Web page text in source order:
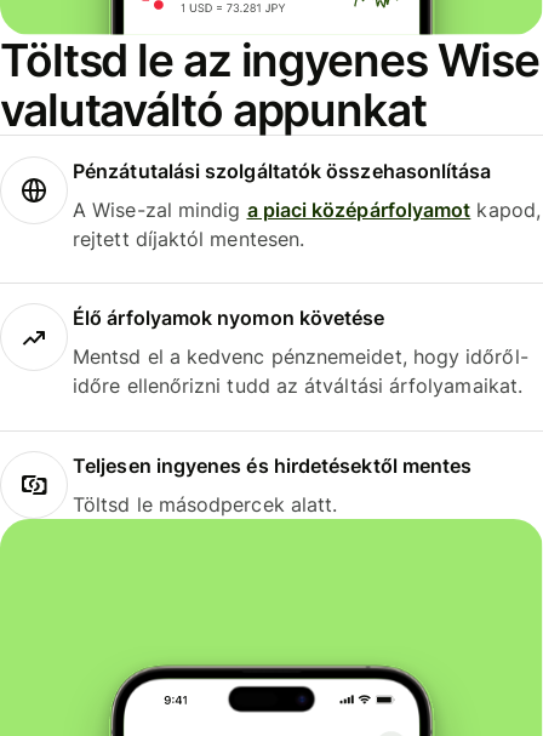
Töltsd le az ingyenes Wise
valutaváltó appunkat
Pénzátutalási szolgáltatók összehasonlítása
A Wise-zal mindig a piaci középárfolyamot kapod,
rejtett díjaktól mentesen.
Élő árfolyamok nyomon követése
Mentsd el a kedvenc pénznemeidet, hogy időről-
időre ellenőrizni tudd az átváltási árfolyamaikat.
Teljesen ingyenes és hirdetésektől mentes
Töltsd le másodpercek alatt.